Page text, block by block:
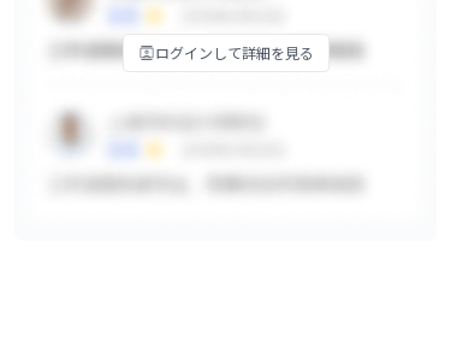
ログインして詳細を見る